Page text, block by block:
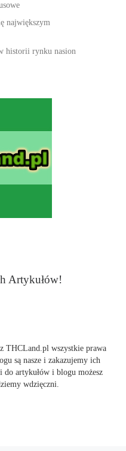
największym
historii rynku nasion
Artykułów!
THCLand.pl wszystkie prawa
są nasze i zakazujemy ich
do artykułów i blogu możesz
wdzięczni.